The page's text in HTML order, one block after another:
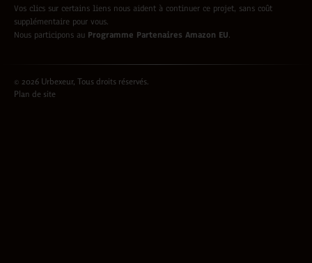
Vos clics sur certains liens nous aident à continuer ce projet, sans coût
supplémentaire pour vous.
Nous participons au Programme Partenaires Amazon EU.
© 2026 Urbexeur, Tous droits réservés.
Plan de site